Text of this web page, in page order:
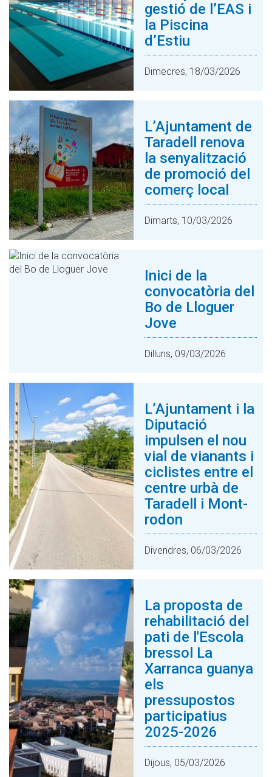
gestió de l’EAS i
la Piscina
d’Estiu
Dimecres, 18/03/2026
L’Ajuntament de
Taradell renova
la senyalització
de promoció del
comerç local
Dimarts, 10/03/2026
Inici de la
convocatòria del
Bo de Lloguer
Jove
Dilluns, 09/03/2026
L’Ajuntament i la
Diputació
impulsen el nou
vial de vianants i
ciclistes entre el
centre urbà de
Taradell i Mont-
rodon
Divendres, 06/03/2026
La proposta de
rehabilitació del
pati de l'Escola
bressol La
Xarranca guanya
els
pressupostos
participatius
2025-2026
Dijous, 05/03/2026